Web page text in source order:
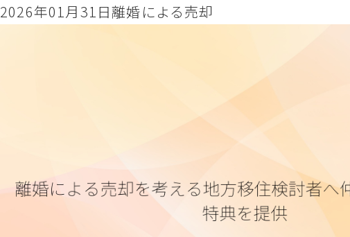
2026年01月31日離婚による売却